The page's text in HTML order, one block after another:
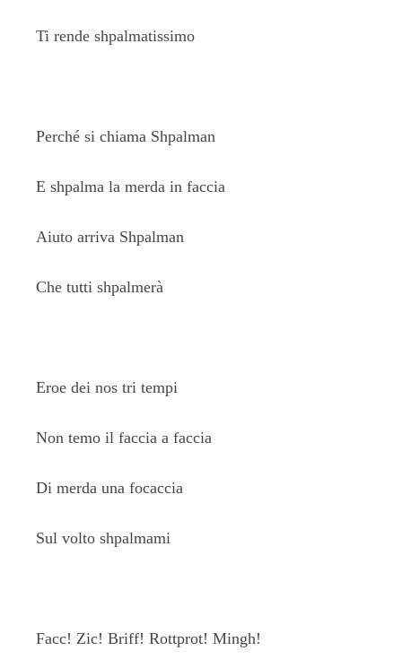
Ti rende shpalmatissimo
Perché si chiama Shpalman
E shpalma la merda in faccia
Aiuto arriva Shpalman
Che tutti shpalmerà
Eroe dei nos tri tempi
Non temo il faccia a faccia
Di merda una focaccia
Sul volto shpalmami
Facc! Zic! Briff! Rottprot! Mingh!